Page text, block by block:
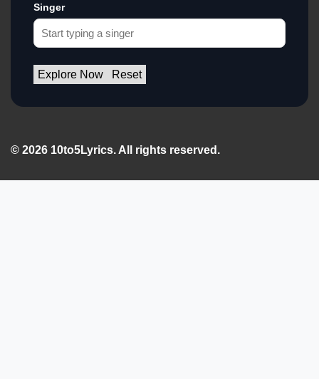
Singer
Explore Now Reset
© 2026 10to5Lyrics. All rights reserved.